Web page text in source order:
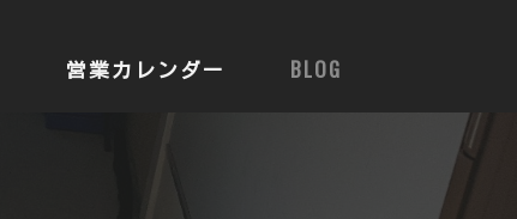
営業カレンダー BLOG